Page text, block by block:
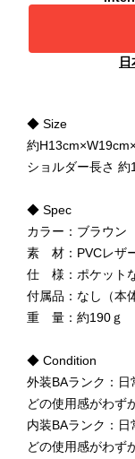
◆ Size
約
ショルダー長さ 約
◆ Spec
カラー：ブラウン
素 材：PVCレザ
仕 様：ポケット
付属品：なし（本
重 量：約190ｇ
◆ Condition
外装BAランク：
どの使用感がわず
内装BAランク：
どの使用感がわず